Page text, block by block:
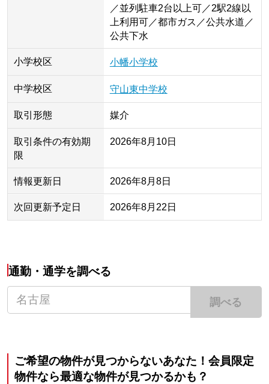
／並列駐車2台以上可／2駅2線以
上利用可／都市ガス／公共水道／
公共下水
小学校区 小幡小学校
中学校区 守山東中学校
取引形態 媒介
取引条件の有効期
限
2026年8月10日
情報更新日 2026年8月8日
次回更新予定日 2026年8月22日
通勤・通学を調べる
調べる
ご希望の物件が見つからないあなた！会員限定
物件なら最適な物件が見つかるかも？